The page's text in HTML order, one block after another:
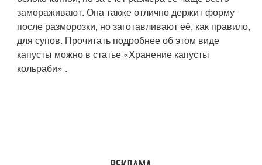
замораживают. Она также отлично держит форму
после разморозки, но заготавливают её, как правило,
для супов. Прочитать подробнее об этом виде
капусты можно в статье «Хранение капусты
кольраби» .